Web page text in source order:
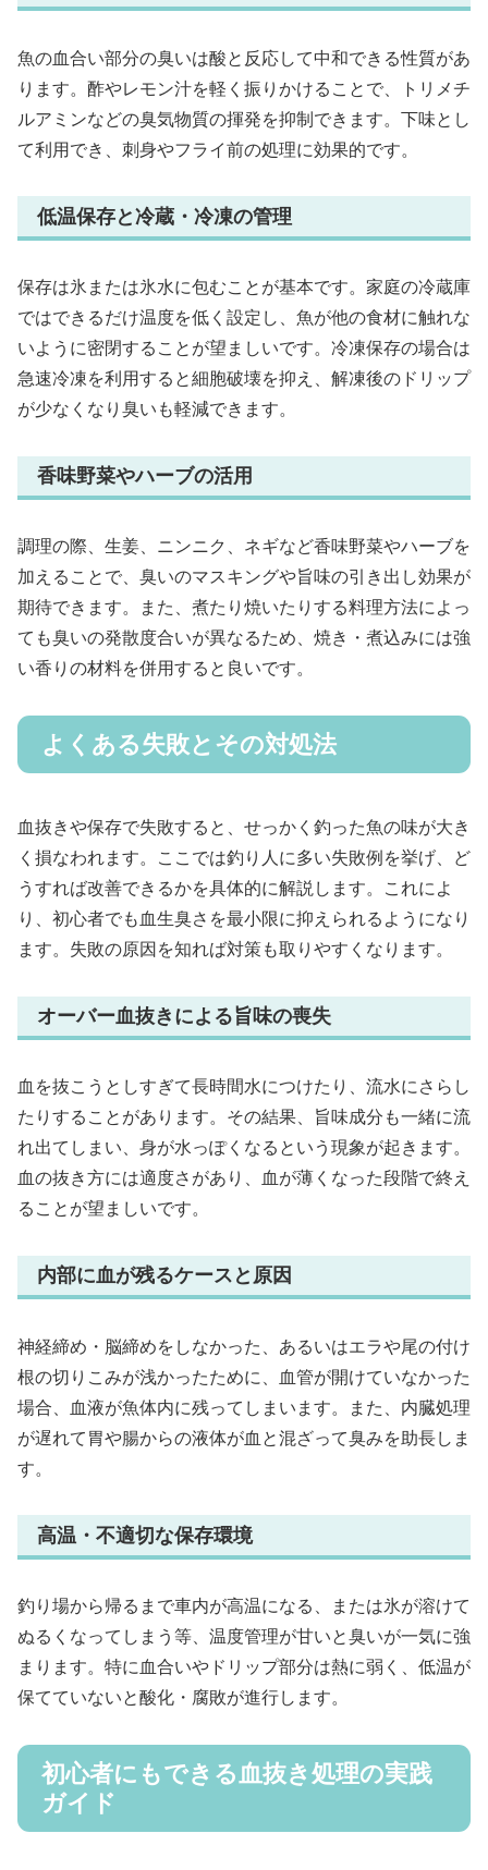
魚の血合い部分の臭いは酸と反応して中和できる性質があ
ります。酢やレモン汁を軽く振りかけることで、トリメチ
ルアミンなどの臭気物質の揮発を抑制できます。下味とし
て利用でき、刺身やフライ前の処理に効果的です。
低温保存と冷蔵・冷凍の管理
保存は氷または氷水に包むことが基本です。家庭の冷蔵庫
ではできるだけ温度を低く設定し、魚が他の食材に触れな
いように密閉することが望ましいです。冷凍保存の場合は
急速冷凍を利用すると細胞破壊を抑え、解凍後のドリップ
が少なくなり臭いも軽減できます。
香味野菜やハーブの活用
調理の際、生姜、ニンニク、ネギなど香味野菜やハーブを
加えることで、臭いのマスキングや旨味の引き出し効果が
期待できます。また、煮たり焼いたりする料理方法によっ
ても臭いの発散度合いが異なるため、焼き・煮込みには強
い香りの材料を併用すると良いです。
よくある失敗とその対処法
血抜きや保存で失敗すると、せっかく釣った魚の味が大き
く損なわれます。ここでは釣り人に多い失敗例を挙げ、ど
うすれば改善できるかを具体的に解説します。これによ
り、初心者でも血生臭さを最小限に抑えられるようになり
ます。失敗の原因を知れば対策も取りやすくなります。
オーバー血抜きによる旨味の喪失
血を抜こうとしすぎて長時間水につけたり、流水にさらし
たりすることがあります。その結果、旨味成分も一緒に流
れ出てしまい、身が水っぽくなるという現象が起きます。
血の抜き方には適度さがあり、血が薄くなった段階で終え
ることが望ましいです。
内部に血が残るケースと原因
神経締め・脳締めをしなかった、あるいはエラや尾の付け
根の切りこみが浅かったために、血管が開けていなかった
場合、血液が魚体内に残ってしまいます。また、内臓処理
が遅れて胃や腸からの液体が血と混ざって臭みを助長しま
す。
高温・不適切な保存環境
釣り場から帰るまで車内が高温になる、または氷が溶けて
ぬるくなってしまう等、温度管理が甘いと臭いが一気に強
まります。特に血合いやドリップ部分は熱に弱く、低温が
保てていないと酸化・腐敗が進行します。
初心者にもできる血抜き処理の実践
ガイド